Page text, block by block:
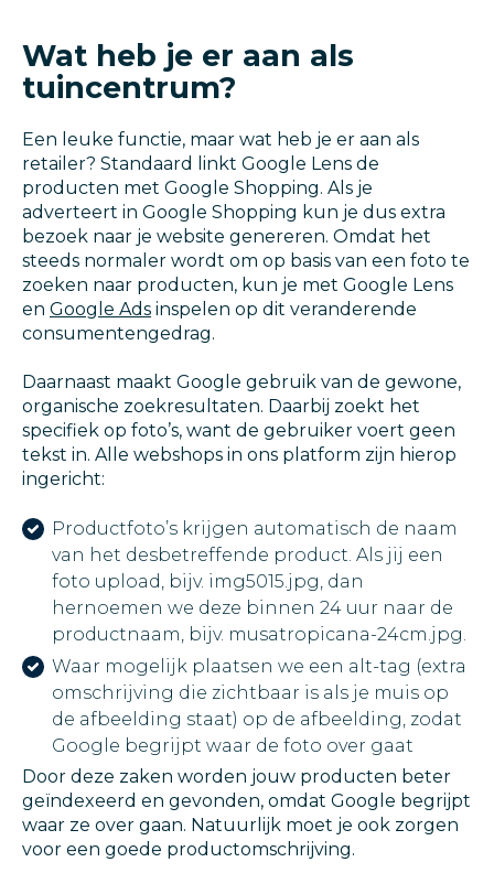
Wat heb je er aan als
tuincentrum?
Een leuke functie, maar wat heb je er aan als
retailer? Standaard linkt Google Lens de
producten met Google Shopping. Als je
adverteert in Google Shopping kun je dus extra
bezoek naar je website genereren. Omdat het
steeds normaler wordt om op basis van een foto te
zoeken naar producten, kun je met Google Lens
en Google Ads inspelen op dit veranderende
consumentengedrag.
Daarnaast maakt Google gebruik van de gewone,
organische zoekresultaten. Daarbij zoekt het
specifiek op foto’s, want de gebruiker voert geen
tekst in. Alle webshops in ons platform zijn hierop
ingericht:
Productfoto’s krijgen automatisch de naam
van het desbetreffende product. Als jij een
foto upload, bijv. img5015.jpg, dan
hernoemen we deze binnen 24 uur naar de
productnaam, bijv. musatropicana-24cm.jpg.
Waar mogelijk plaatsen we een alt-tag (extra
omschrijving die zichtbaar is als je muis op
de afbeelding staat) op de afbeelding, zodat
Google begrijpt waar de foto over gaat
Door deze zaken worden jouw producten beter
geïndexeerd en gevonden, omdat Google begrijpt
waar ze over gaan. Natuurlijk moet je ook zorgen
voor een goede productomschrijving.